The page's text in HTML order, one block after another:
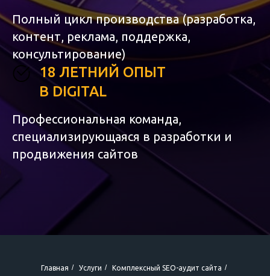
Полный цикл производства (разработка,
контент, реклама, поддержка,
консультирование)
18 ЛЕТНИЙ ОПЫТ
В DIGITAL
Профессиональная команда,
специализирующаяся в разработки и
продвижения сайтов
Главная / Услуги / Комплексный SEO-аудит сайта /